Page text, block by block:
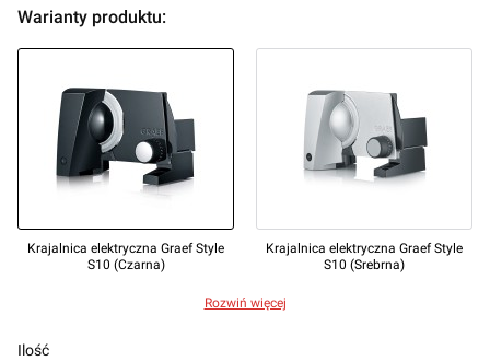
Warianty produktu:
Krajalnica elektryczna Graef Style
S10 (Czarna)
Krajalnica elektryczna Graef Style
S10 (Srebrna)
Rozwiń więcej
Ilość